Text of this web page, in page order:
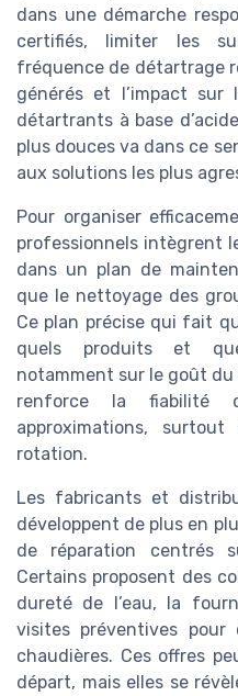
dans une démarche
certifiés, limiter les
fréquence de détartrage
générés et l’impact sur
détartrants à base
plus douces va dans ce
aux solutions les plus
Pour organiser
professionnels intègrent
dans un plan de
que le nettoyage des
Ce plan précise qui fait
quels produits et
notamment sur le goût
renforce la
approximations,
rotation.
Les fabricants et
développent de plus en
de réparation centrés
Certains proposent des
dureté de l’eau, la
visites préventives pour
chaudières. Ces offres
départ, mais elles se